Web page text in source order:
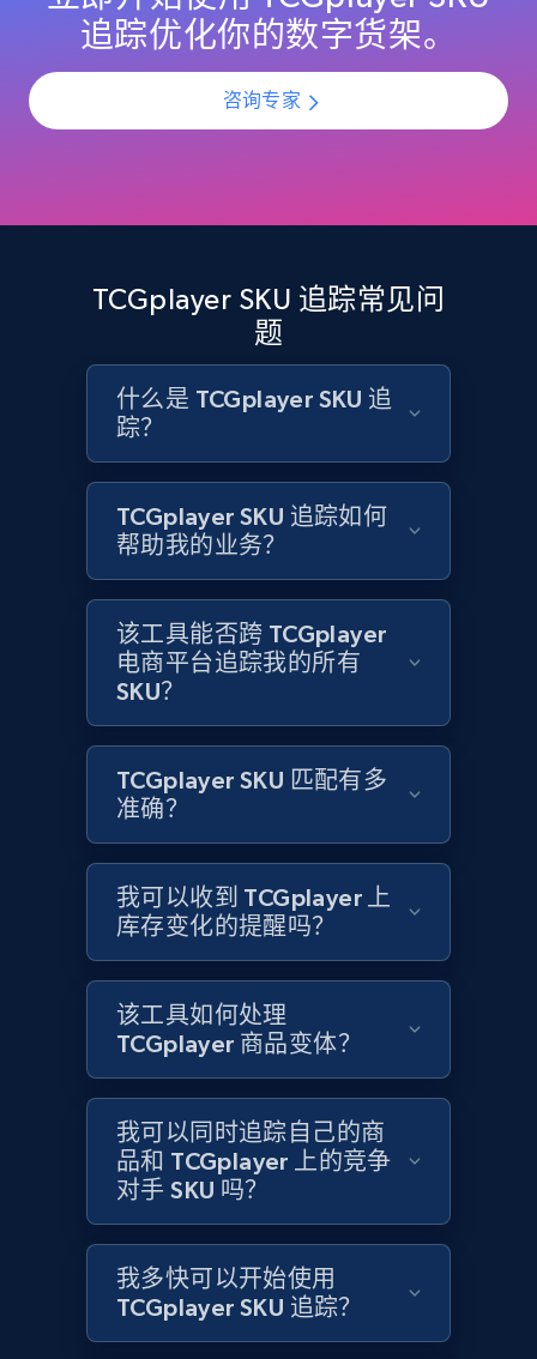
2.1K+ 375+ 立即开始
Amazon products global dataset - Collects
price, Currency, Availability, Reviews count, and
2.1K+ 375+ 立即开始
Amazon products global dataset - Collect
Amazon products by seller URL
Title, Seller name, Brand, Description, Initial
price, Currency, Availability, Reviews count, and
Amazon products global dataset - Collect
products from Brands URLs
Title, Seller name, Brand, Description, Initial
price, Currency, Availability, Reviews count, and
more.
2.1K+ 375+ 立即开始
Home Depot US
URL, Domain, Country code, Model number,
Sku, Product id, Product name, Manufacturer,
and more.
2.1K+ 353+
Home Depot US - Gather data on products
using specified keywords
追踪优化你的数字货架。
咨询专家
TCGplayer SKU 追踪常见问
题
什么是 TCGplayer SKU 追
踪？
TCGplayer SKU 追踪如何
帮助我的业务？
该工具能否跨 TCGplayer
电商平台追踪我的所有
SKU？
TCGplayer SKU 匹配有多
准确？
我可以收到 TCGplayer 上
库存变化的提醒吗？
该工具如何处理
TCGplayer 商品变体？
我可以同时追踪自己的商
品和 TCGplayer 上的竞争
对手 SKU 吗？
我多快可以开始使用
TCGplayer SKU 追踪？